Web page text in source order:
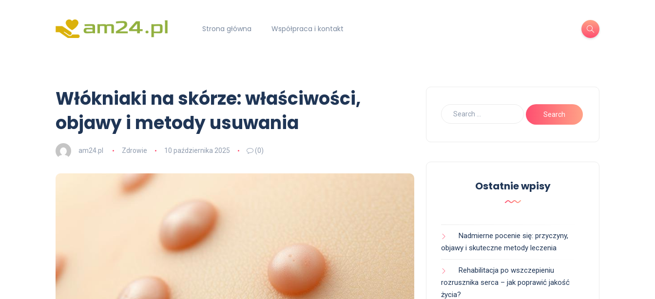
Strona główna Współpraca i kontakt
Włókniaki na skórze: właściwości,
objawy i metody usuwania
am24.pl Zdrowie 10 października 2025 (0)
Ostatnie wpisy
Nadmierne pocenie się: przyczyny,
objawy i skuteczne metody leczenia
Rehabilitacja po wszczepieniu
rozrusznika serca – jak poprawić jakość
życia?